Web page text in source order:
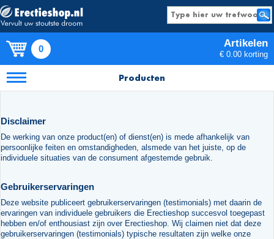
0 Artikelen
€ 0.00 korting
Producten
Disclaimer
De werking van onze product(en) of dienst(en) is mede afhankelijk van
persoonlijke feiten en omstandigheden, alsmede van het juiste, op de
individuele situaties van de consument afgestemde gebruik.
Gebruikerservaringen
Deze website publiceert gebruikerservaringen (testimonials) met daarin de
ervaringen van individuele gebruikers die Erectieshop succesvol toegepast
hebben en/of enthousiast zijn over Erectieshop. Wij claimen niet dat deze
gebruikerservaringen (testimonials) typische resultaten zijn welke onze